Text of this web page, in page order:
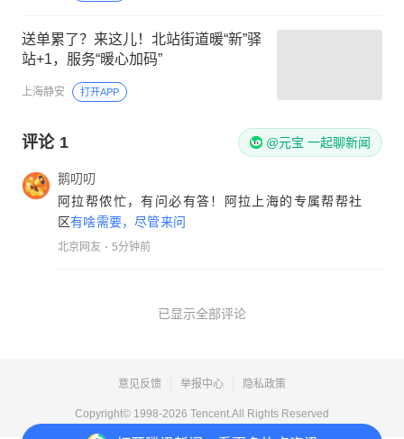
送单累了？来这儿！北站街道暖“新”驿
站+1，服务“暖心加码”
上海静安 打开APP
评论 1 @元宝 一起聊新闻
鹅叨叨
阿拉帮侬忙，有问必有答！阿拉上海的专属帮帮社
区有啥需要，尽管来问
北京网友 5分钟前
已显示全部评论
意见反馈 举报中心 隐私政策
Copyright© 1998-2026 Tencent.All Rights Reserved